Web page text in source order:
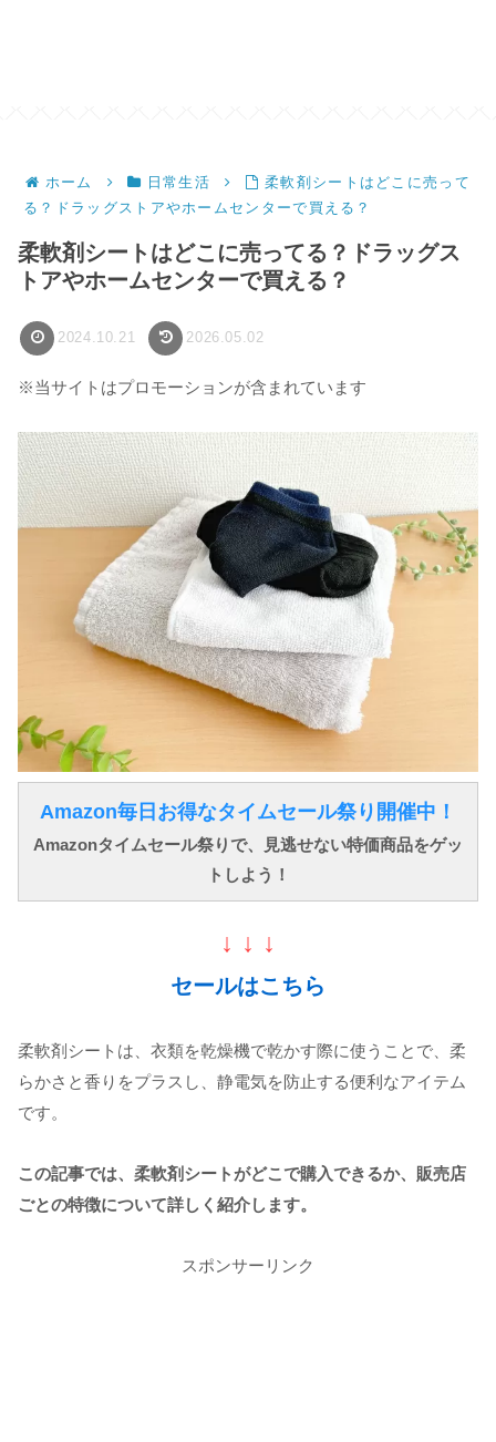
ホーム 日常生活
柔軟剤シートはどこに売って
る？ドラッグストアやホームセンターで買える？
柔軟剤シートはどこに売ってる？ドラッグス
トアやホームセンターで買える？
2024.10.21 2026.05.02
※当サイトはプロモーションが含まれています
Amazon毎日お得なタイムセール祭り開催中！
Amazonタイムセール祭りで、見逃せない特価商品をゲッ
トしよう！
↓ ↓ ↓
セールはこちら
柔軟剤シートは、衣類を乾燥機で乾かす際に使うことで、柔
らかさと香りをプラスし、静電気を防止する便利なアイテム
です。
この記事では、柔軟剤シートがどこで購入できるか、販売店
ごとの特徴について詳しく紹介します。
スポンサーリンク